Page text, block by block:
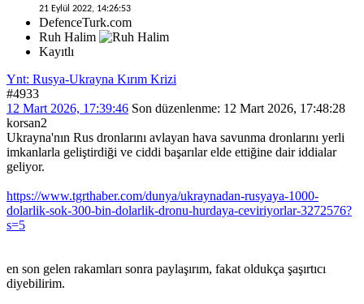
21 Eylül 2022, 14:26:53
DefenceTurk.com
Ruh Halim
Kayıtlı
Ynt: Rusya-Ukrayna Kırım Krizi
#4933
12 Mart 2026, 17:39:46 Son düzenlenme: 12 Mart 2026, 17:48:28
korsan2
Ukrayna'nın Rus dronlarını avlayan hava savunma dronlarını yerli
imkanlarla geliştirdiği ve ciddi başarılar elde ettiğine dair iddialar
geliyor.
https://www.tgrthaber.com/dunya/ukraynadan-rusyaya-1000-
dolarlik-sok-300-bin-dolarlik-dronu-hurdaya-ceviriyorlar-3272576?
s=5
en son gelen rakamları sonra paylaşırım, fakat oldukça şaşırtıcı
diyebilirim.